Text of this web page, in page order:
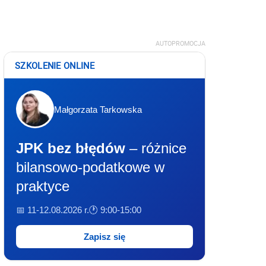
AUTOPROMOCJA
SZKOLENIE ONLINE
Małgorzata Tarkowska
JPK bez błędów – różnice
bilansowo-podatkowe w
praktyce
📅 11-12.08.2026 r.🕐 9:00-15:00
Zapisz się